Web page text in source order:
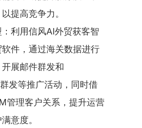
提高竞争力。
利用信风AI外贸获客智
件，通过海关数据进行
展邮件群发和
发等推广活动，同时借
管理客户关系，提升运营
意度。